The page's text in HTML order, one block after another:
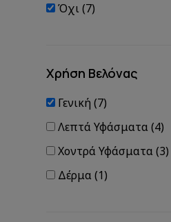
Όχι (7)
Χρήση Βελόνας
Γενική (7)
Λεπτά Υφάσματα (4)
Χοντρά Υφάσματα (3)
Δέρμα (1)